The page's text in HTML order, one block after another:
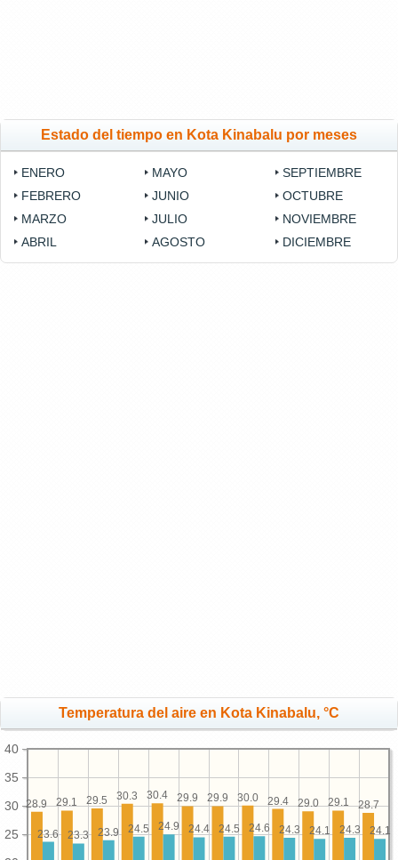
Estado del tiempo en Kota Kinabalu por meses
ENERO
FEBRERO
MARZO
ABRIL
MAYO
JUNIO
JULIO
AGOSTO
SEPTIEMBRE
OCTUBRE
NOVIEMBRE
DICIEMBRE
Temperatura del aire en Kota Kinabalu, °C
25
30
35
40
28.7
29.1
29.0
29.4
30.0
29.9
29.9
30.4
30.3
29.5
29.1
28.9
24.1
24.3
24.1
24.3
24.6
24.5
24.4
24.9
24.5
23.9
23.3
23.6